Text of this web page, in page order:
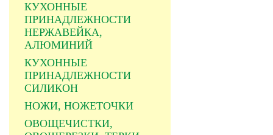
КУХОННЫЕ
ПРИНАДЛЕЖНОСТИ
НЕРЖАВЕЙКА,
АЛЮМИНИЙ
КУХОННЫЕ
ПРИНАДЛЕЖНОСТИ
СИЛИКОН
НОЖИ, НОЖЕТОЧКИ
ОВОЩЕЧИСТКИ,